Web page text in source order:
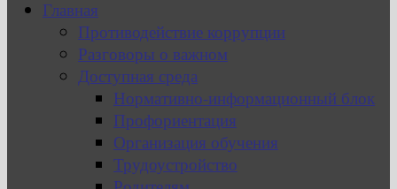
Главная
Противодействие коррупции
Разговоры о важном
Доступная среда
Нормативно-информационный блок
Профориентация
Организация обучения
Трудоустройство